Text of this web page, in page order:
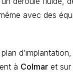
avec des
à Colmar et sur